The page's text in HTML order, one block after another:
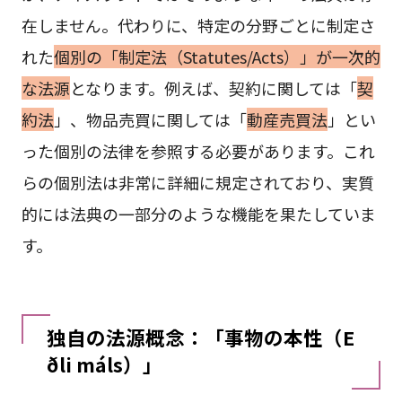
在しません。代わりに、特定の分野ごとに制定さ
れた個別の「制定法（Statutes/Acts）」が一次的
な法源となります。例えば、契約に関しては「契
約法」、物品売買に関しては「動産売買法」とい
った個別の法律を参照する必要があります。これ
らの個別法は非常に詳細に規定されており、実質
的には法典の一部分のような機能を果たしていま
す。
独自の法源概念：「事物の本性（E
ðli máls）」